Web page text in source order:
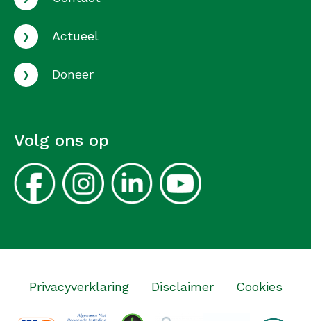
› Actueel
› Doneer
Volg ons op
Privacyverklaring Disclaimer Cookies